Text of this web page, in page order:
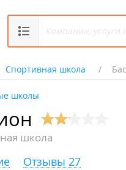
Спортивная школа
школы
школа
Отзывы 27